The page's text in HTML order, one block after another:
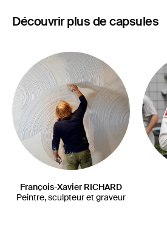
Découvrir plus de capsules
François-Xavier RICHARD
Peintre, sculpteur et graveur